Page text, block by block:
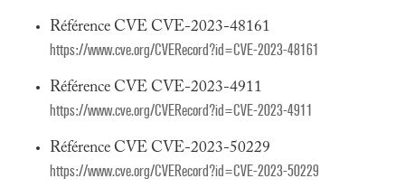
Référence CVE CVE-2023-48161
https://www.cve.org/CVERecord?id=CVE-2023-48161
Référence CVE CVE-2023-4911
https://www.cve.org/CVERecord?id=CVE-2023-4911
Référence CVE CVE-2023-50229
https://www.cve.org/CVERecord?id=CVE-2023-50229